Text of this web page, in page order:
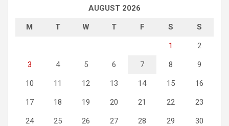
AUGUST 2026
M T W T F S S
1 2
3 4 5 6 7 8 9
10 11 12 13 14 15 16
17 18 19 20 21 22 23
24 25 26 27 28 29 30